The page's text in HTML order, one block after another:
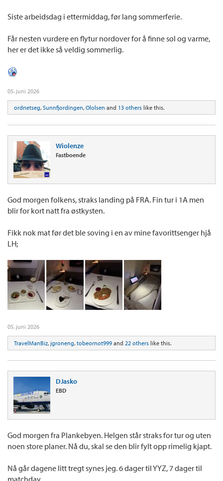
Siste arbeidsdag i ettermiddag, før lang sommerferie.
Får nesten vurdere en flytur nordover for å finne sol og varme,
her er det ikke så veldig sommerlig.
05. juni 2026
ordnetseg, Sunnfjordingen, Ololsen and 13 others like this.
Wiolenze
Fastboende
God morgen folkens, straks landing på FRA. Fin tur i 1A men
blir for kort natt fra østkysten.
Fikk nok mat før det ble soving i en av mine favorittsenger hjå
LH;
05. juni 2026
TravelManBiz, jgroneng, tobeornot999 and 22 others like this.
DJasko
EBD
God morgen fra Plankebyen. Helgen står straks for tur og uten
noen store planer. Nå du, skal se den blir fylt opp rimelig kjapt.
Nå går dagene litt tregt synes jeg. 6 dager til YYZ, 7 dager til
matchday.